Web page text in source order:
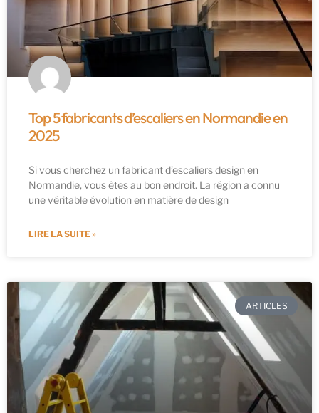
Top 5 fabricants d’escaliers en Normandie en
2025
Si vous cherchez un fabricant d’escaliers design en
Normandie, vous êtes au bon endroit. La région a connu
une véritable évolution en matière de design
LIRE LA SUITE »
ARTICLES